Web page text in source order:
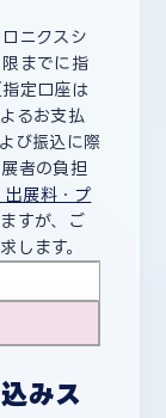
ニクスシ
までに指
定口座は
るお支払
び振込に際
者の負担
展料・プ
すが、ご
します。
みス